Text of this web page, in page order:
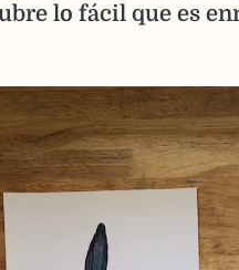
lo fácil que es